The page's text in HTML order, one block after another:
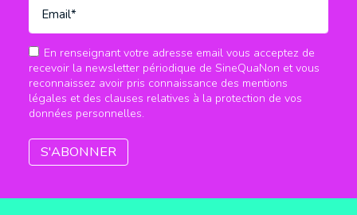
En renseignant votre adresse email vous acceptez de
recevoir la newsletter périodique de SineQuaNon et vous
reconnaissez avoir pris connaissance des mentions
légales et des clauses relatives à la protection de vos
données personnelles.